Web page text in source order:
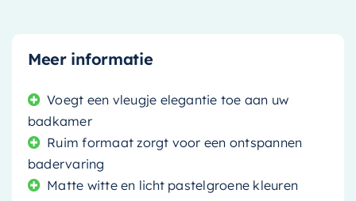
Meer informatie
Voegt een vleugje elegantie toe aan uw
badkamer
Ruim formaat zorgt voor een ontspannen
badervaring
Matte witte en licht pastelgroene kleuren